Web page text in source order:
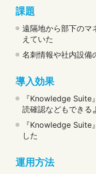
課題
遠隔地から部下のマ
えていた
名刺情報や社内設備
導入効果
『Knowledge Suite
読確認などもできる
『Knowledge Suite
した
運用方法